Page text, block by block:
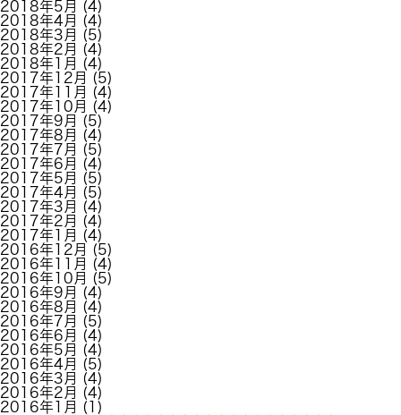
2018年5月
(4)
2018年4月
(4)
2018年3月
(5)
2018年2月
(4)
2018年1月
(4)
2017年12月
(5)
2017年11月
(4)
2017年10月
(4)
2017年9月
(5)
2017年8月
(4)
2017年7月
(5)
2017年6月
(4)
2017年5月
(5)
2017年4月
(5)
2017年3月
(4)
2017年2月
(4)
2017年1月
(4)
2016年12月
(5)
2016年11月
(4)
2016年10月
(5)
2016年9月
(4)
2016年8月
(4)
2016年7月
(5)
2016年6月
(4)
2016年5月
(4)
2016年4月
(5)
2016年3月
(4)
2016年2月
(4)
2016年1月
(1)